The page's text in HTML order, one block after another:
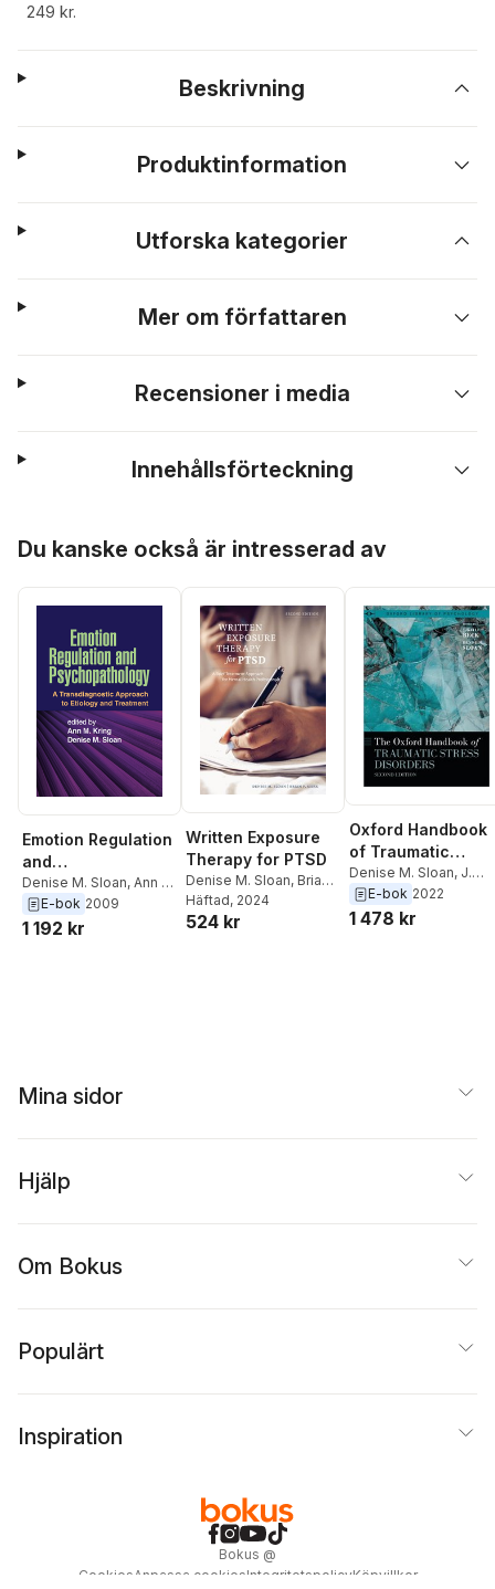
249 kr.
Beskrivning
Produktinformation
Utforska kategorier
Mer om författaren
Recensioner i media
Innehållsförteckning
Du kanske också är intresserad av
Emotion Regulation
and
Psychopathology
Denise M. Sloan, Ann M.
KringE-bok 2009
1 192 kr
Written Exposure
Therapy for PTSD
Denise M. Sloan, Brian
P. Marx
Häftad, 2024
524 kr
Oxford Handbook
of Traumatic
Stress Disorders
Denise M. Sloan, J.
Gayle Beck
E-bok 2022
1 478 kr
Mina sidor
Hjälp
Om Bokus
Populärt
Inspiration
Bokus @
Cookies Anpassa cookiesIntegritetspolicyKöpvillkor